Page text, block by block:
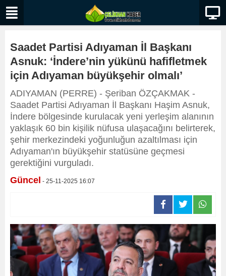
Saadet Partisi Adıyaman İl Başkanı
Asnuk: ‘İndere’nin yükünü hafifletmek
için Adıyaman büyükşehir olmalı’
ADIYAMAN (PERRE) - Şeriban ÖZÇAKMAK -
Saadet Partisi Adıyaman İl Başkanı Haşim Asnuk,
İndere bölgesinde kurulacak yeni yerleşim alanının
yaklaşık 60 bin kişilik nüfusa ulaşacağını belirterek,
şehir merkezindeki yoğunluğun azaltılması için
Adıyaman'ın büyükşehir statüsüne geçmesi
gerektiğini vurguladı.
Güncel - 25-11-2025 16:07